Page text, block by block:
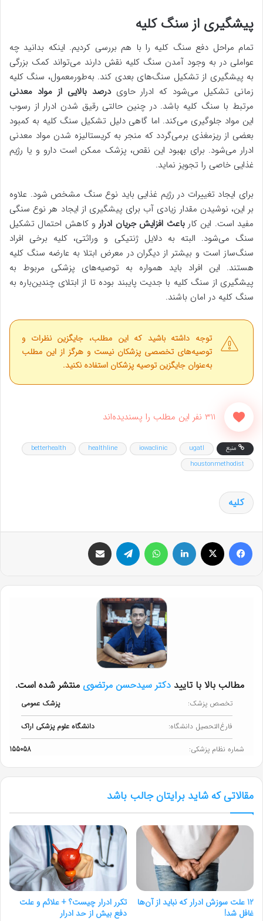
پیشگیری از سنگ کلیه
تمام مراحل دفع سنگ کلیه را با هم بررسی کردیم. اینکه بدانید چه
عواملی در به وجود آمدن سنگ کلیه نقش دارند می‌تواند کمک بزرگی
به پیشگیری از تشکیل سنگ‌های بعدی کند. به‌طورمعمول، سنگ کلیه
زمانی تشکیل می‌شود که ادرار حاویدرصد بالایی از مواد معدنی
مرتبط با سنگ کلیه باشد. در چنین حالتی رقیق شدن ادرار از رسوب
این مواد جلوگیری می‌کند. اما گاهی دلیل تشکیل سنگ کلیه به کمبود
بعضی از ریزمغذی برمی‌گردد که منجر به کریستالیزه شدن مواد معدنی
ادرار می‌شود. برای بهبود این نقص، پزشک ممکن است دارو و یا رژیم
غذایی خاصی را تجویز نماید.
برای ایجاد تغییرات در رژیم غذایی باید نوع سنگ مشخص شود. علاوه
بر این، نوشیدن مقدار زیادی آب برای پیشگیری از ایجاد هر نوع سنگی
مفید است. این کارباعث افزایش جریان ادرار و کاهش احتمال تشکیل
سنگ می‌شود. البته به دلایل ژنتیکی و وراثتی، کلیه برخی افراد
سنگ‌ساز است و بیشتر از دیگران در معرض ابتلا به عارضه سنگ کلیه
هستند. این افراد باید همواره به توصیه‌های پزشکی مربوط به
پیشگیری از سنگ کلیه با جدیت پایبند بوده تا از ابتلای چندین‌باره به
سنگ کلیه در امان باشند.
توجه داشته باشید که این مطلب، جایگزین نظرات و
توصیه‌های تخصصی پزشکان نیست و هرگز از این مطلب
به‌عنوان جایگزین توصیه پزشکان استفاده نکنید.
311 نفر این مطلب را پسندیده‌اند
منبع ugatl
iowaclinic
healthline
betterhealth
houstonmethodist
کلیه
مطالب بالا با تایید دکتر سیدحسن مرتضوی منتشر شده است.
تخصص پزشک: پزشک عمومی
فارغ‌التحصیل دانشگاه: دانشگاه علوم پزشکی اراک
شماره نظام پزشکی: 155058
مقالاتی که شاید برایتان جالب باشد
12 علت سوزش ادرار که نباید از آن‌ها
غافل شد!
تکرر ادرار چیست؟ + علائم و علت
دفع بیش از حد ادرار